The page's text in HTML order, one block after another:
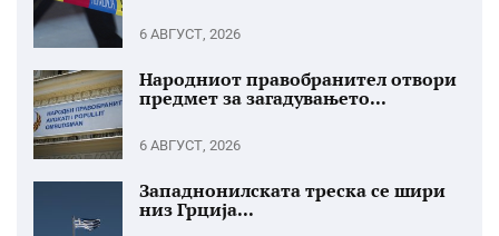
6 АВГУСТ, 2026
Народниот правобранител отвори
предмет за загадувањето...
6 АВГУСТ, 2026
Западнонилската треска се шири
низ Грција...